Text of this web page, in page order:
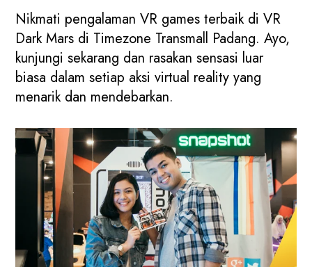
Nikmati pengalaman VR games terbaik di VR
Dark Mars di Timezone Transmall Padang. Ayo,
kunjungi sekarang dan rasakan sensasi luar
biasa dalam setiap aksi virtual reality yang
menarik dan mendebarkan.